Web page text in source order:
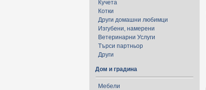
Кучета
Котки
Други домашни любимци
Изгубени, намерени
Ветеринарни Услуги
Търси партньор
Други
Дом и градина
Мебели